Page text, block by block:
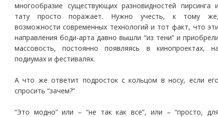
многообразие существующих разновидностей пирсинга
тату просто поражает. Нужно учесть, к тому
возможности современных технологий и тот факт, что
направления боди-арта давно вышли “из тени” и
массовость, постоянно появляясь в кинопроектах,
подиумах и фестивалях.
А что же ответит подросток с кольцом в носу, если
спросить “зачем?”
“Это модно” или – “не так как все”, или – “просто,